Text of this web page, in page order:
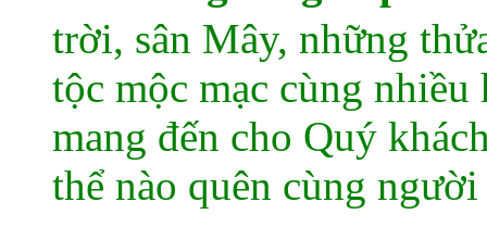
trời, sân Mây, những
tộc mộc mạc cùng
mang đến cho Quý
thể nào quên cùng